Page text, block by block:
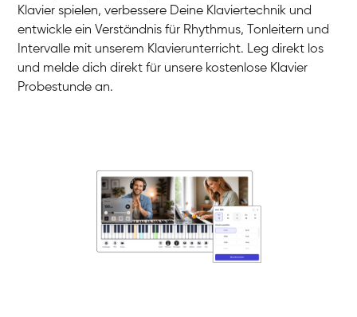
Klavier / Piano / Flügel
Klavier / Piano / Flügel
Klavier spielen, verbessere Deine Klaviertechnik und
entwickle ein Verständnis für Rhythmus, Tonleitern und
Intervalle mit unserem Klavierunterricht. Leg direkt los
und melde dich direkt für unsere kostenlose Klavier
Probestunde an.